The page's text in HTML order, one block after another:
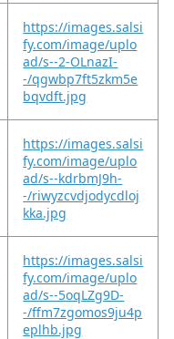
https://images.salsi
fy.com/image/uplo
ad/s--2-OLnazI-
-/qgwbp7ft5zkm5e
bqvdft.jpg
https://images.salsi
fy.com/image/uplo
ad/s--kdrbmJ9h-
-/riwyzcvdjodycdloj
kka.jpg
https://images.salsi
fy.com/image/uplo
ad/s--5oqLZg9D-
-/ffm7zgomos9ju4p
eplhb.jpg